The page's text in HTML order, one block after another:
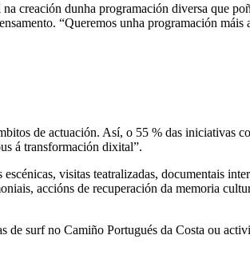
creación dunha programación diversa que
“Queremos unha programación
de actuación. Así, o 55 % das iniciativas
á transformación dixital”.
visitas teatralizadas, documentais
accións de recuperación da memoria
surf no Camiño Portugués da Costa ou